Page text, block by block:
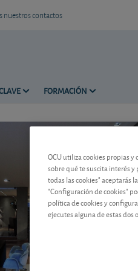
nuestros contactos
FORMACIÓN
OCU utiliza cookies propias
sobre qué te suscita interés
todas las cookies" aceptarás
"Configuración de cookies"
política de cookies y
ejecutes alguna de estas dos